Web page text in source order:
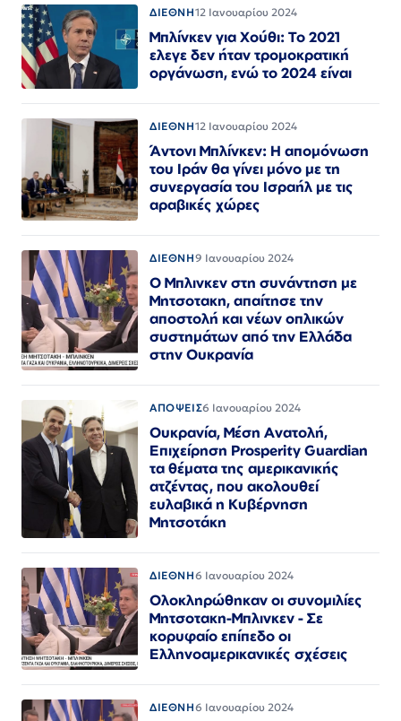
ΔΙΕΘΝΗ12 Ιανουαρίου 2024
Μπλίνκεν για Χούθι: Το 2021
ελεγε δεν ήταν τρομοκρατική
οργάνωση, ενώ το 2024 είναι
ΔΙΕΘΝΗ12 Ιανουαρίου 2024
Άντονι Μπλίνκεν: Η απομόνωση
του Ιράν θα γίνει μόνο με τη
συνεργασία του Ισραήλ με τις
αραβικές χώρες
ΔΙΕΘΝΗ9 Ιανουαρίου 2024
Ο Μπλινκεν στη συνάντηση με
Μητσοτακη, απαίτησε την
αποστολή και νέων οπλικών
συστημάτων από την Ελλάδα
στην Ουκρανία
ΑΠΟΨΕΙΣ6 Ιανουαρίου 2024
Ουκρανία, Μέση Ανατολή,
Επιχείρηση Prosperity Guardian
τα θέματα της αμερικανικής
ατζέντας, που ακολουθεί
ευλαβικά η Κυβέρνηση
Μητσοτάκη
ΔΙΕΘΝΗ6 Ιανουαρίου 2024
Oλοκληρώθηκαν οι συνομιλίες
Μητσοτακη-Μπλινκεν - Σε
κορυφαίο επίπεδο οι
Ελληνοαμερικανικές σχέσεις
ΔΙΕΘΝΗ6 Ιανουαρίου 2024